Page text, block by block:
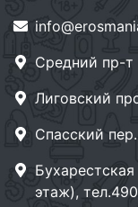
Средний пр-т
Лиговский
Спасский
этаж),